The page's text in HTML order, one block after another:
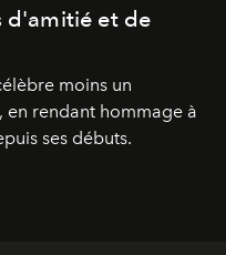
d'amitié et de
moins un
rendant hommage à
ses débuts.